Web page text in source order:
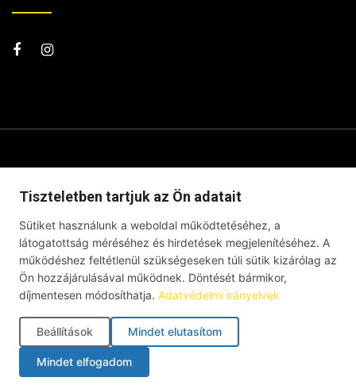
© Debrecenben Hallottam – Minden jog fenntartva – 2026 |
Impresszum
| Adatkezelési tájékoztató |
Cookie-beállítások
Tiszteletben tartjuk az Ön adatait
Sütiket használunk a weboldal működtetéséhez, a
látogatottság méréséhez és hirdetések megjelenítéséhez. A
működéshez feltétlenül szükségeseken túli sütik kizárólag az
Ön hozzájárulásával működnek. Döntését bármikor,
díjmentesen módosíthatja. Adatvédelmi irányelvek
Beállítások Mindet elutasítom
Mindet elfogadom